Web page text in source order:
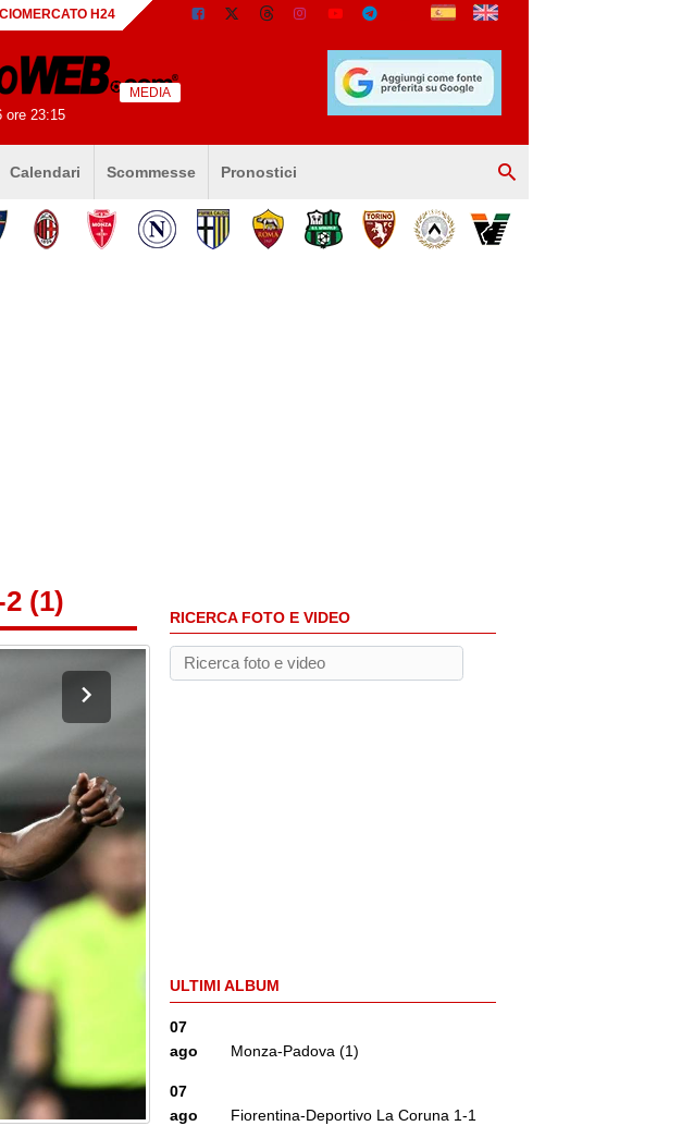
H24
ore 23:15
MEDIA
Calendari Scommesse Pronostici
(1)
RICERCA FOTO E VIDEO
ULTIMI ALBUM
07
ago
Monza-Padova (1)
07
ago
Fiorentina-Deportivo La Coruna 1-1